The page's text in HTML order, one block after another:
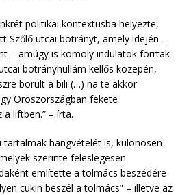
politikai kontextusba helyezte,
Szőlő utcai botrányt, amely idején –
– amúgy is komoly indulatok forrtak
botrányhullám kellős közepén,
borult a bili (…) na te akkor
Oroszországban fekete
liftben.” – írta.
hangvételét is, különösen
szerinte feleslegesen
említette a tolmács beszédére
cukin beszél a tolmács” – illetve az